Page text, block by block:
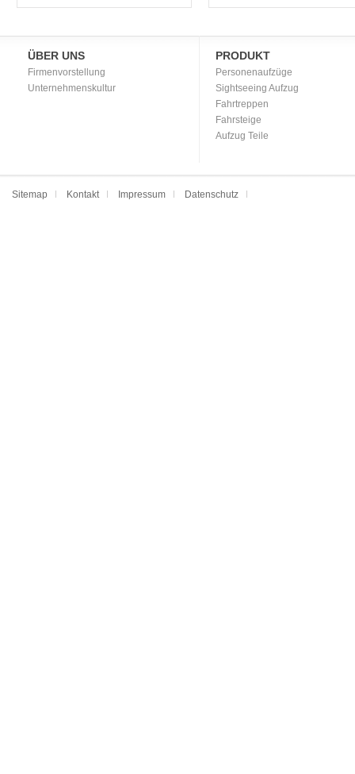
ÜBER UNS
Firmenvorstellung
Unternehmenskultur
PRODUKT
Personenaufzüge
Sightseeing Aufzug
Fahrtreppen
Fahrsteige
Aufzug Teile
Sitemap Kontakt Impressum Datenschutz